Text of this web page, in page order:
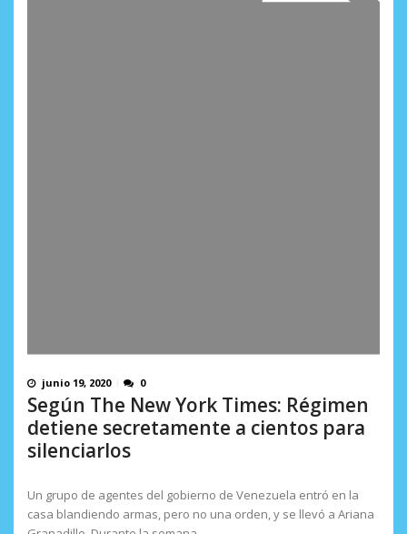
junio 19, 2020 0
Según The New York Times: Régimen
detiene secretamente a cientos para
silenciarlos
Un grupo de agentes del gobierno de Venezuela entró en la
casa blandiendo armas, pero no una orden, y se llevó a Ariana